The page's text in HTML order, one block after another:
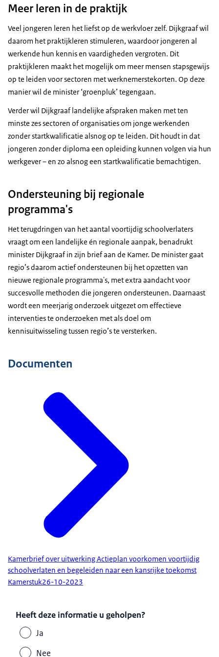
Meer leren in de praktijk
Veel jongeren leren het liefst op de werkvloer zelf. Dijkgraaf wil
daarom het praktijkleren stimuleren, waardoor jongeren al
werkende hun kennis en vaardigheden vergroten. Dit
praktijkleren maakt het mogelijk om meer mensen stapsgewijs
op te leiden voor sectoren met werknemerstekorten. Op deze
manier wil de minister ‘groenpluk’ tegengaan.
Verder wil Dijkgraaf landelijke afspraken maken met ten
minste zes sectoren of organisaties om jonge werkenden
zonder startkwalificatie alsnog op te leiden. Dit houdt in dat
jongeren zonder diploma een opleiding kunnen volgen via hun
werkgever – en zo alsnog een startkwalificatie bemachtigen.
Ondersteuning bij regionale
programma's
Het terugdringen van het aantal voortijdig schoolverlaters
vraagt om een landelijke én regionale aanpak, benadrukt
minister Dijkgraaf in zijn brief aan de Kamer. De minister gaat
regio’s daarom actief ondersteunen bij het opzetten van
nieuwe regionale programma's, met extra aandacht voor
succesvolle methoden die jongeren ondersteunen. Daarnaast
wordt een meerjarig onderzoek uitgezet om effectieve
interventies te onderzoeken met als doel om
kennisuitwisseling tussen regio’s te versterken.
Documenten
Kamerbrief over uitwerking Actieplan voorkomen voortijdig
schoolverlaten en begeleiden naar een kansrijke toekomst
Kamerstuk26-10-2023
Heeft deze informatie u geholpen?
Ja
Nee